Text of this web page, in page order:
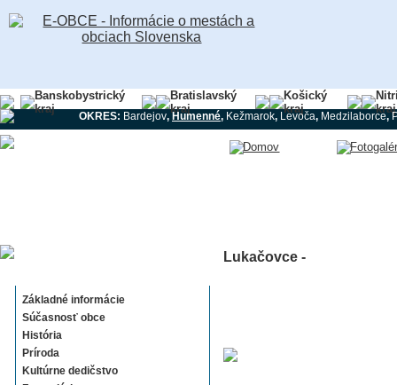
Banskobystrický
kraj
Bratislavský
kraj
Košický
kraj
kraj
OKRES: Bardejov,Humenné, Kežmarok, Levoča, Medzilaborce,
Základné informácie
Súčasnosť obce
História
Príroda
Kultúrne dedičstvo
Lukačovce -